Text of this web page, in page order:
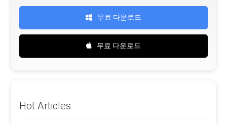
무료 다운로드
무료 다운로드
Hot Articles